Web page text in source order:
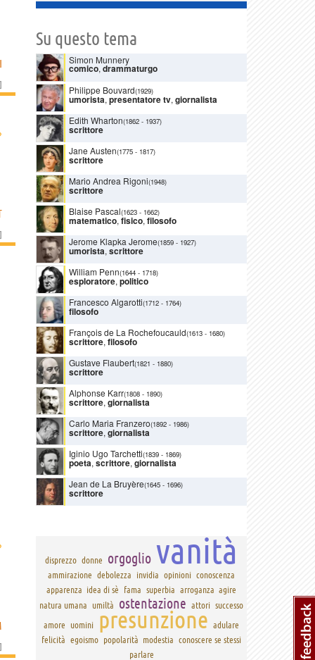
]
]
]
Su questo tema
Simon Munnery
comico, drammaturgo
Philippe Bouvard(1929)
umorista, presentatore tv, giornalista
Edith Wharton(1862 - 1937)
scrittore
Jane Austen(1775 - 1817)
scrittore
Mario Andrea Rigoni(1948)
scrittore
Blaise Pascal(1623 - 1662)
matematico, fisico, filosofo
Jerome Klapka Jerome(1859 - 1927)
umorista, scrittore
William Penn(1644 - 1718)
esploratore, politico
Francesco Algarotti(1712 - 1764)
filosofo
François de La Rochefoucauld(1613 - 1680)
scrittore, filosofo
Gustave Flaubert(1821 - 1880)
scrittore
Alphonse Karr(1808 - 1890)
scrittore, giornalista
Carlo Maria Franzero(1892 - 1986)
scrittore, giornalista
Iginio Ugo Tarchetti(1839 - 1869)
poeta, scrittore, giornalista
Jean de La Bruyère(1645 - 1696)
scrittore
disprezzo donne orgoglio vanità
ammirazione debolezza invidia opinioni conoscenza
apparenza idea di sè fama superbia arroganza agire
natura umana
umiltà ostentazione attori successo
amore
uomini presunzione adulare
felicità egoismo popolarità modestia conoscere se stessi
parlare